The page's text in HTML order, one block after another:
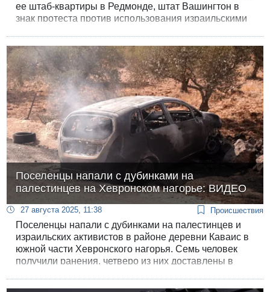
ее штаб-квартиры в Редмонде, штат Вашингтон в
знак протеста против использования израильскими
Брэда Смита.
Поселенцы напали с дубинками на
палестинцев на Хевронском нагорье: ВИДЕО
27 августа 2025, 11:38 Происшествия
Поселенцы напали с дубинками на палестинцев и
израильских активистов в районе деревни Каваис в
южной части Хевронского нагорья. Семь человек
получили ранения, четверо из них доставлены в